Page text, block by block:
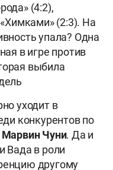
(4:2),
(2:3). На
упала? Одна
в игре против
выбила
уходит в
конкурентов по
Марвин Чуни. Да и
Вада в роли
другому